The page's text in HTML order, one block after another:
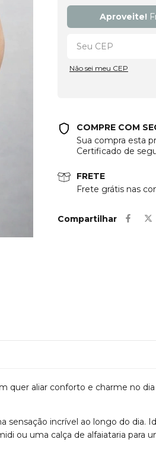
Aproveite!
Não sei meu CEP
COMPRE COM
Sua compra esta
Certificado de
FRETE
Frete grátis nas
Compartilhar
quer aliar conforto e charme no
incrível ao longo do dia.
ou uma calça de alfaiataria para